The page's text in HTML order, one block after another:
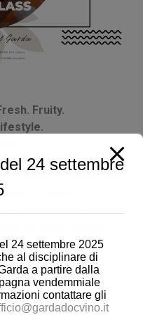
Fruity.
di Garda e
di sette Garda
MW.
@collimorenici
24 settembre
24 settembre 2025
al disciplinare di
a partire dalla
vendemmiale
contattare gli